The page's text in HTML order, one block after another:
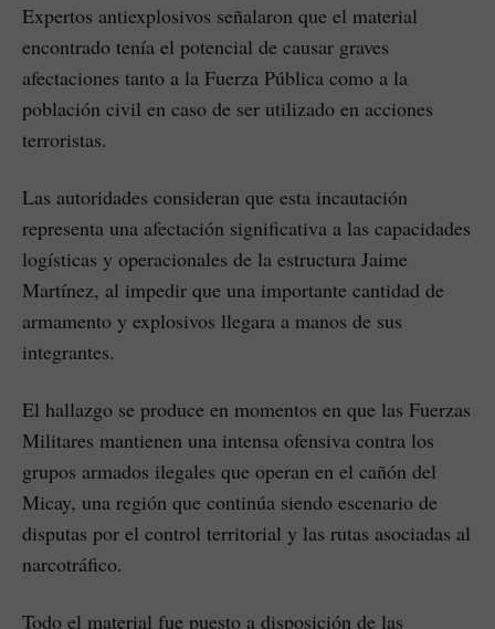
Expertos antiexplosivos señalaron que el material
encontrado tenía el potencial de causar graves
afectaciones tanto a la Fuerza Pública como a la
población civil en caso de ser utilizado en acciones
terroristas.
Las autoridades consideran que esta incautación
representa una afectación significativa a las capacidades
logísticas y operacionales de la estructura Jaime
Martínez, al impedir que una importante cantidad de
armamento y explosivos llegara a manos de sus
integrantes.
El hallazgo se produce en momentos en que las Fuerzas
Militares mantienen una intensa ofensiva contra los
grupos armados ilegales que operan en el cañón del
Micay, una región que continúa siendo escenario de
disputas por el control territorial y las rutas asociadas al
narcotráfico.
Todo el material fue puesto a disposición de las